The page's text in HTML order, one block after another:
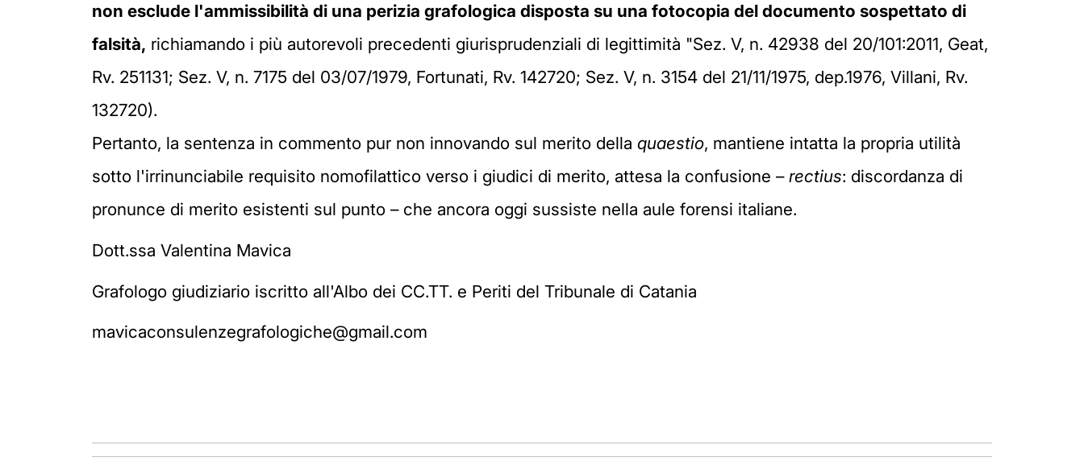
non esclude l'ammissibilità di una perizia grafologica disposta su una fotocopia del documento sospettato di
falsità, richiamando i più autorevoli precedenti giurisprudenziali di legittimità "Sez. V, n. 42938 del 20/101:2011, Geat,
Rv. 251131; Sez. V, n. 7175 del 03/07/1979, Fortunati, Rv. 142720; Sez. V, n. 3154 del 21/11/1975, dep.1976, Villani, Rv.
132720).
Pertanto, la sentenza in commento pur non innovando sul merito della quaestio, mantiene intatta la propria utilità
sotto l'irrinunciabile requisito nomofilattico verso i giudici di merito, attesa la confusione – rectius: discordanza di
pronunce di merito esistenti sul punto – che ancora oggi sussiste nella aule forensi italiane.
Dott.ssa Valentina Mavica
Grafologo giudiziario iscritto all'Albo dei CC.TT. e Periti del Tribunale di Catania
mavicaconsulenzegrafologiche@gmail.com